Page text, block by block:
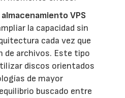
almacenamiento VPS
la capacidad sin
cada vez que
de archivos. Este tipo
discos orientados
de mayor
buscado entre